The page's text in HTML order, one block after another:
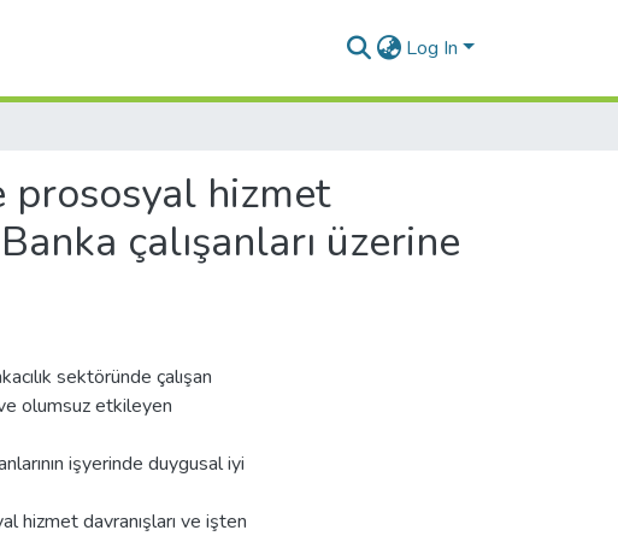
Log In
hizmet
çalışanları üzerine
sektöründe çalışan
olumsuz etkileyen
işyerinde duygusal iyi
hizmet davranışları ve işten